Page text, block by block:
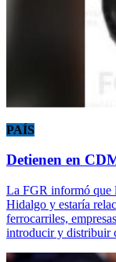
PAÍS
Detienen en
La FGR informó que
Hidalgo y estaría
ferrocarriles,
introducir y distribuir